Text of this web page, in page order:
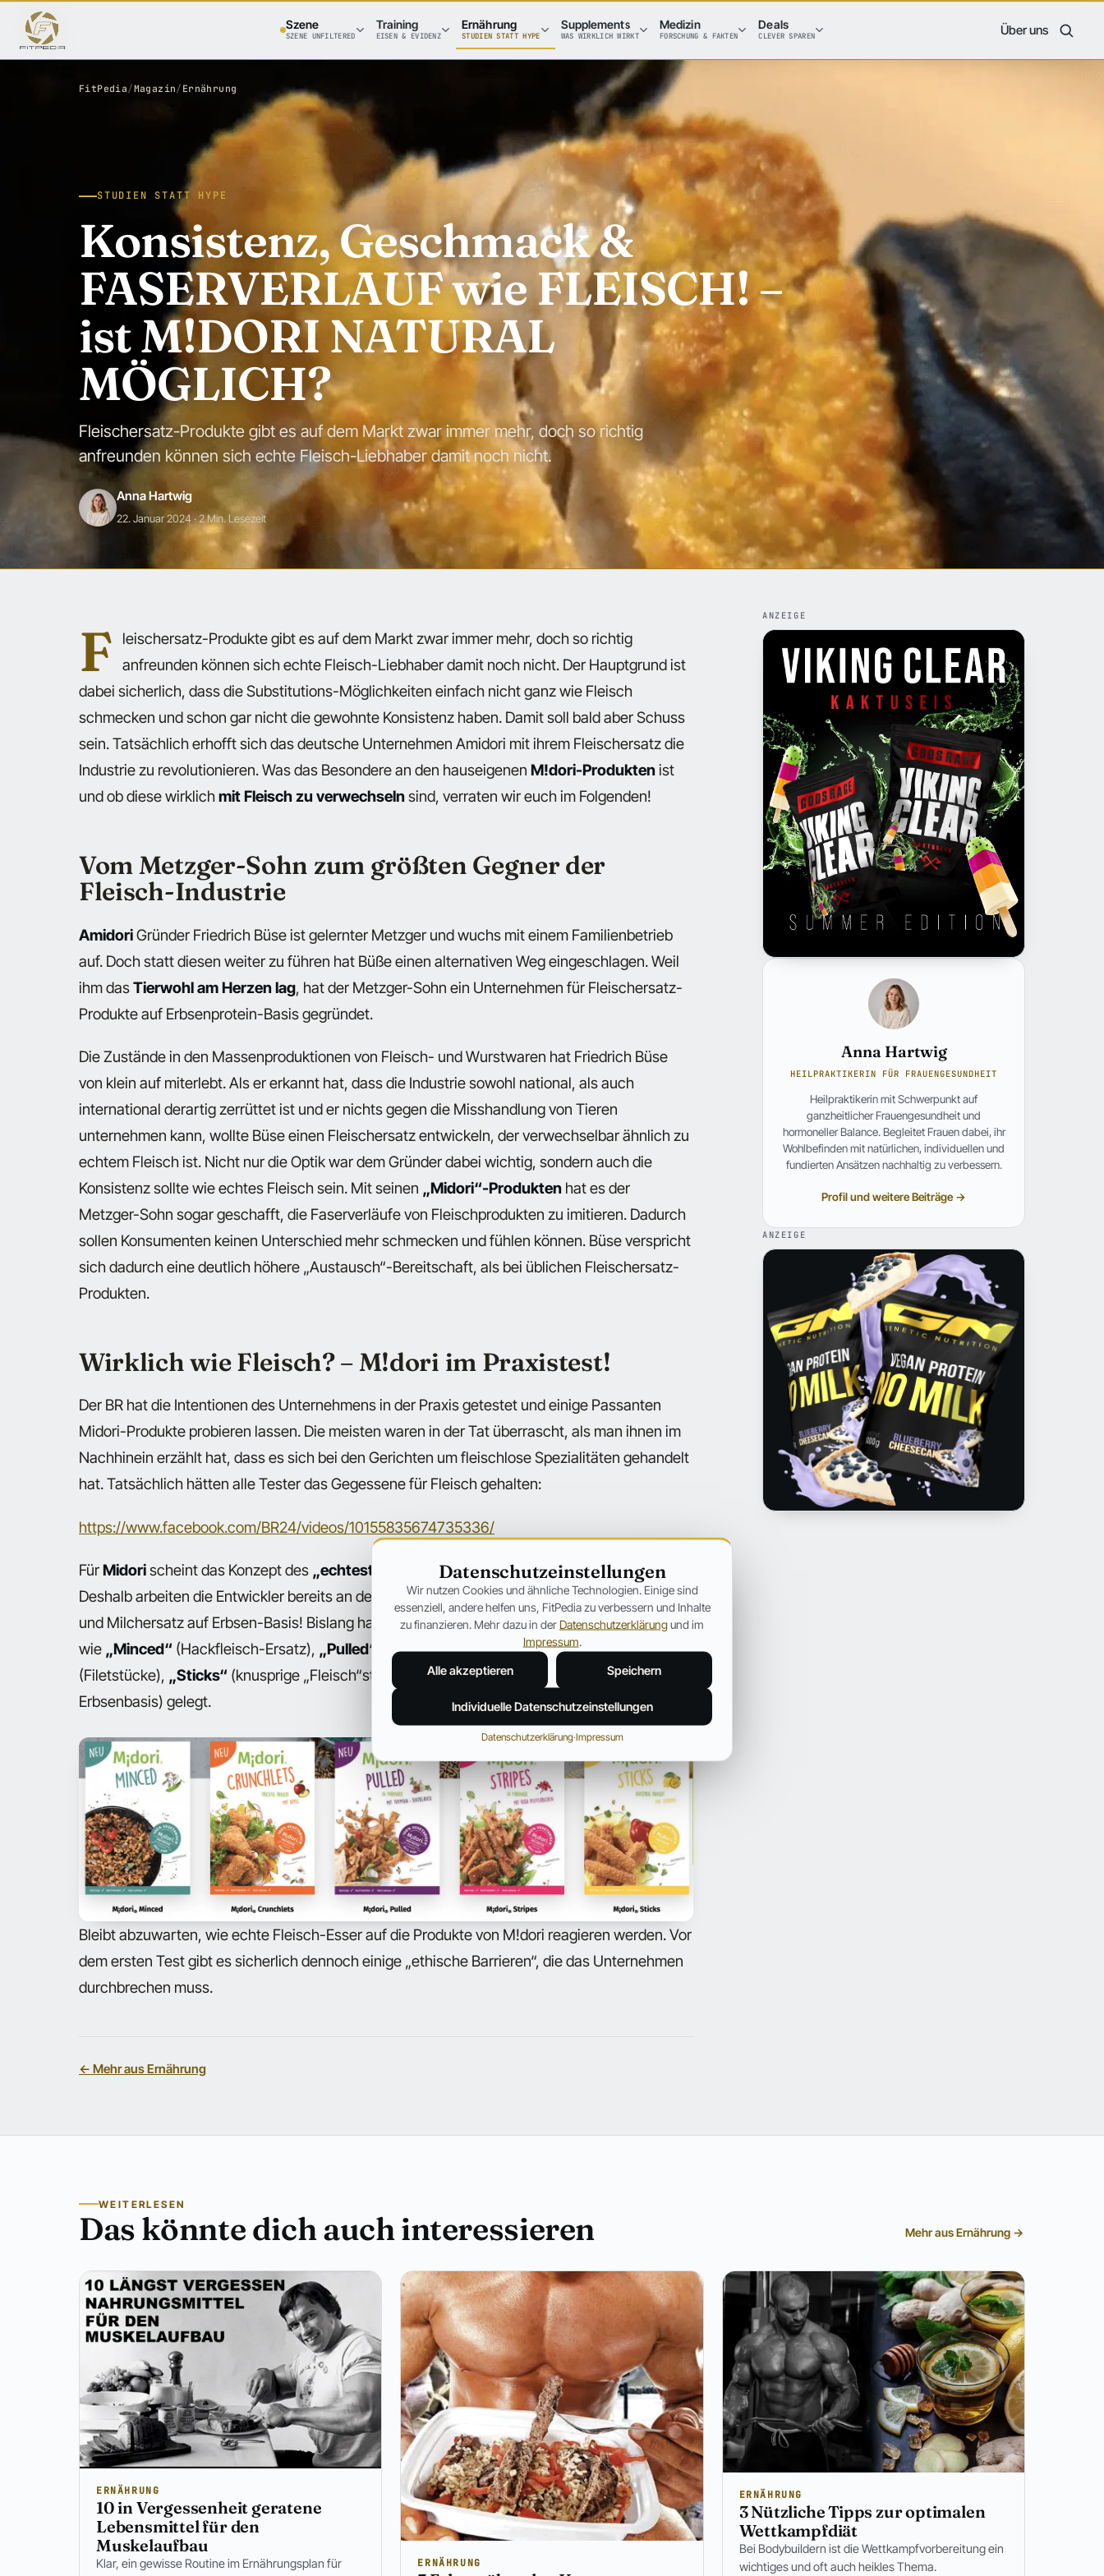
Szene
SZENE UNFILTERED
Training
EISEN & EVIDENZ
Ernährung
STUDIEN STATT HYPE
Supplements
WAS WIRKLICH WIRKT
Medizin
FORSCHUNG & FAKTEN
Deals
CLEVER SPAREN Über uns
FitPedia/Magazin/ Ernährung
STUDIEN STATT HYPE
Konsistenz, Geschmack &
FASERVERLAUF wie FLEISCH! –
ist M!DORI NATURAL
MÖGLICH?
Fleischersatz-Produkte gibt es auf dem Markt zwar immer mehr, doch so richtig
anfreunden können sich echte Fleisch-Liebhaber damit noch nicht.
Anna Hartwig
22. Januar 2024· 2 Min. Lesezeit
F
leischersatz-Produkte gibt es auf dem Markt zwar immer mehr, doch so richtig
anfreunden können sich echte Fleisch-Liebhaber damit noch nicht. Der Hauptgrund ist
dabei sicherlich, dass die Substitutions-Möglichkeiten einfach nicht ganz wie Fleisch
schmecken und schon gar nicht die gewohnte Konsistenz haben. Damit soll bald aber Schuss
sein. Tatsächlich erhofft sich das deutsche Unternehmen Amidori mit ihrem Fleischersatz die
Industrie zu revolutionieren. Was das Besondere an den hauseigenen M!dori-Produktenist
und ob diese wirklich mit Fleisch zu verwechselnsind, verraten wir euch im Folgenden!
Vom Metzger-Sohn zum größten Gegner der
Fleisch-Industrie
AmidoriGründer Friedrich Büse istgelernter Metzger und wuchs mit einem Familienbetrieb
auf. Doch statt diesen weiter zu führen hat Büße einen alternativen Weg eingeschlagen. Weil
ihm dasTierwohl am Herzen lag, hat der Metzger-Sohn ein Unternehmen für Fleischersatz-
Produkte auf Erbsenprotein-Basis gegründet.
Die Zustände in den Massenproduktionen von Fleisch- und Wurstwaren hat Friedrich Büse
von klein auf miterlebt. Als er erkannt hat, dass die Industrie sowohl national, als auch
international derartig zerrüttet ist und er nichts gegen die Misshandlung von Tieren
unternehmen kann, wollte Büse einen Fleischersatz entwickeln, der verwechselbar ähnlich zu
echtem Fleisch ist. Nicht nur die Optik war dem Gründer dabei wichtig, sondern auch die
Konsistenz sollte wie echtes Fleisch sein. Mit seinen „Midori“-Produkten hat es der
Metzger-Sohn sogar geschafft, die Faserverläufe von Fleischprodukten zu imitieren. Dadurch
sollen Konsumenten keinen Unterschied mehr schmecken und fühlen können. Büse verspricht
sich dadurch eine deutlich höhere „Austausch“-Bereitschaft, als bei üblichen Fleischersatz-
Produkten.
Wirklich wie Fleisch? – M!dori im Praxistest!
Der BR hat die Intentionen des Unternehmens in der Praxis getestet und einige Passanten
Midori-Produkte probieren lassen. Die meisten waren in der Tat überrascht, als man ihnen im
Nachhinein erzählt hat, dass es sich bei den Gerichten um fleischlose Spezialitäten gehandelt
hat. Tatsächlich hätten alle Tester das Gegessene für Fleisch gehalten:
https://www.facebook.com/BR24/videos/10155835674735336/
FürMidorischeint das Konzept des „echtesten Fleischersatzes“offenbar aufzugehen.
Deshalb arbeiten die Entwickler bereits an den nächsten Substitutionsmöglichkeiten: Käse-
und Milchersatz auf Erbsen-Basis! Bislang hat das Unternehmen den Fokus auf Leckereien
wie „Minced“ (Hackfleisch-Ersatz), „Pulled“ (vegane Pulled Pork Variante),„Stripes“
(Filetstücke), „Sticks“ (knusprige „Fleisch“sticks in vegan) und„Crunchlets“
(Nuggets auf
Erbsenbasis) gelegt.
Bleibt abzuwarten, wie echte Fleisch-Esser auf die Produkte von M!dori reagieren werden. Vor
dem ersten Test gibt es sicherlich dennoch einige „ethische Barrieren“, die das Unternehmen
durchbrechen muss.
← Mehr aus Ernährung
ANZEIGE
Anna Hartwig
HEILPRAKTIKERIN FÜR FRAUENGESUNDHEIT
Heilpraktikerin mit Schwerpunkt auf
ganzheitlicher Frauengesundheit und
hormoneller Balance. Begleitet Frauen dabei, ihr
Wohlbefinden mit natürlichen, individuellen und
fundierten Ansätzen nachhaltig zu verbessern.
Profil und weitere Beiträge →
ANZEIGE
WEITERLESEN
Das könnte dich auch interessieren Mehr aus Ernährung →
ERNÄHRUNG
10 in Vergessenheit geratene
Lebensmittel für den
Muskelaufbau
Klar, ein gewisse Routine im Ernährungsplan für
ERNÄHRUNG
ERNÄHRUNG
3 Nützliche Tipps zur optimalen
Wettkampfdiät
Bei Bodybuildern ist die Wettkampfvorbereitung ein
wichtiges und oft auch heikles Thema.
Datenschutzeinstellungen
Wir nutzen Cookies und ähnliche Technologien. Einige sind
essenziell, andere helfen uns, FitPedia zu verbessern und Inhalte
zu finanzieren. Mehr dazu in der Datenschutzerklärungund im
Impressum
Alle akzeptieren Speichern
Individuelle Datenschutzeinstellungen
Datenschutzerklärung·Impressum